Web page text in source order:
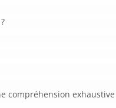
compréhension